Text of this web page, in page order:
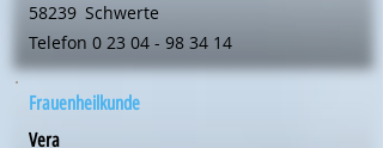
58239 Schwerte
Telefon 0 23 04 - 98 34 14
Frauenheilkunde
Vera